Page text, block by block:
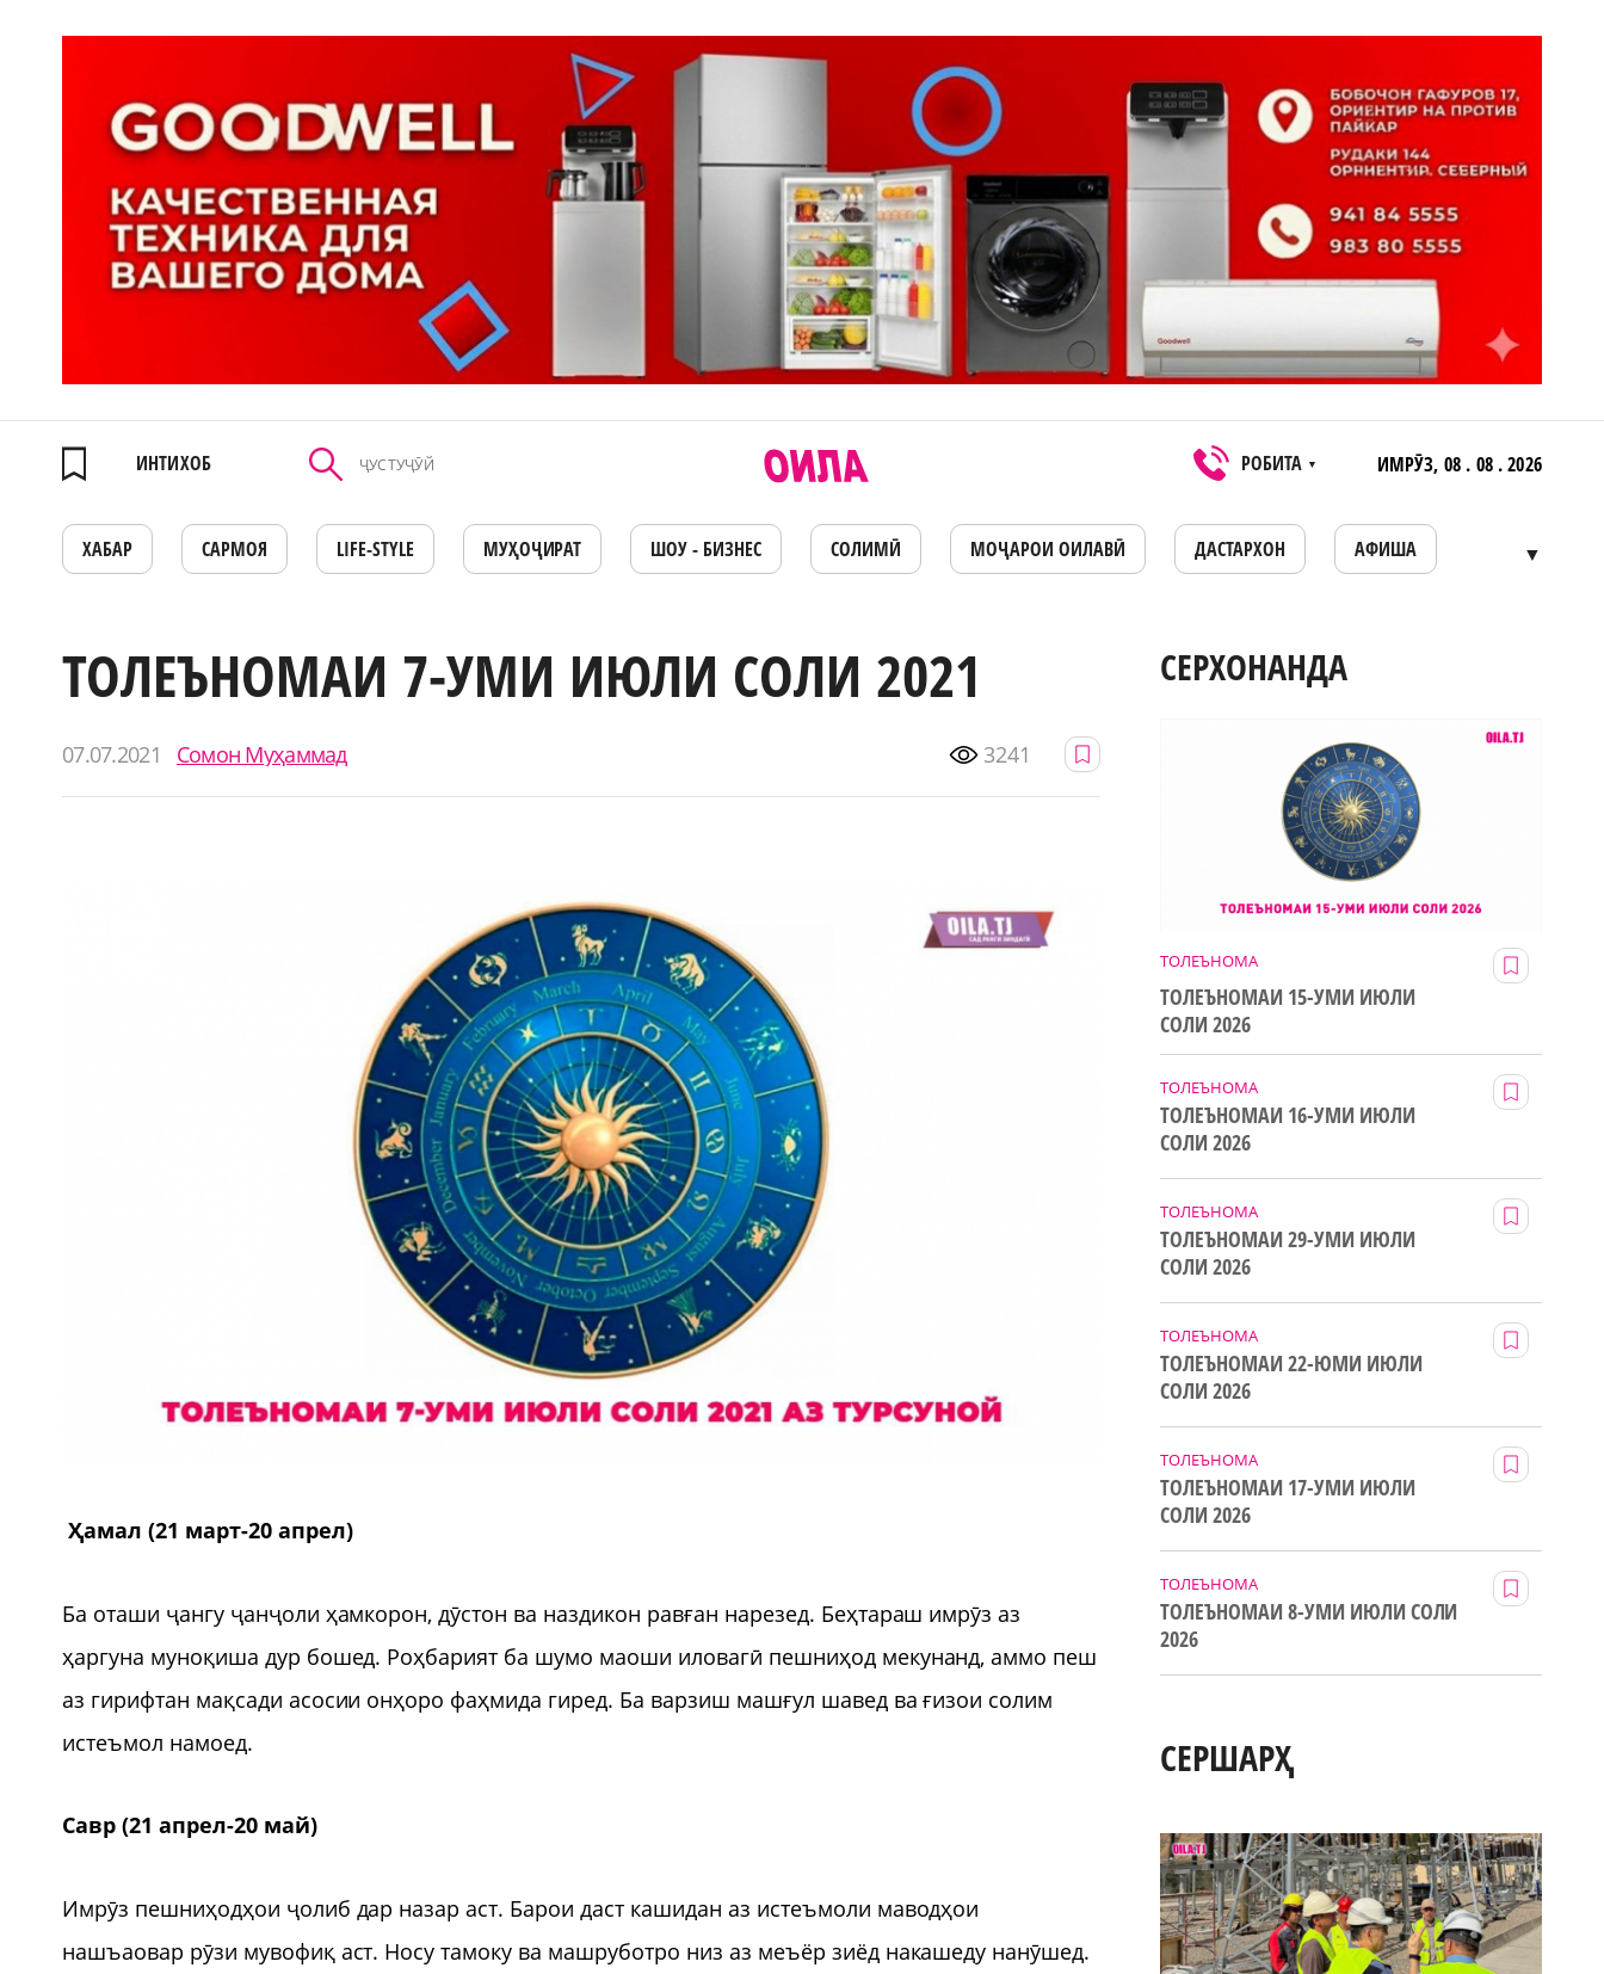
ИНТИХОБ РОБИТА ▼ ИМРӮЗ, 08 . 08 . 2026
ХАБАР САРМОЯ LIFE-STYLE МУҲОҶИРАТ ШОУ - БИЗНЕС СОЛИМӢ МОҶАРОИ ОИЛАВӢ ДАСТАРХОН АФИША ▼
ТОЛЕЪНОМАИ 7-УМИ ИЮЛИ СОЛИ 2021
07.07.2021 Сомон Муҳаммад 3241
Ҳамал (21 март-20 апрел)
Ба оташи ҷангу ҷанҷоли ҳамкорон, дӯстон ва наздикон равған нарезед. Беҳтараш имрӯз аз
ҳаргуна муноқиша дур бошед. Роҳбарият ба шумо маоши иловагӣ пешниҳод мекунанд, аммо пеш
аз гирифтан мақсади асосии онҳоро фаҳмида гиред. Ба варзиш машғул шавед ва ғизои солим
истеъмол намоед.
Савр (21 апрел-20 май)
Имрӯз пешниҳодҳои ҷолиб дар назар аст. Барои даст кашидан аз истеъмоли маводҳои
нашъаовар рӯзи мувофиқ аст. Носу тамоку ва машруботро низ аз меъёр зиёд накашеду нанӯшед.
СЕРХОНАНДА
ТОЛЕЪНОМА
ТОЛЕЪНОМАИ 15-УМИ ИЮЛИ
СОЛИ 2026
ТОЛЕЪНОМА
ТОЛЕЪНОМАИ 16-УМИ ИЮЛИ
СОЛИ 2026
ТОЛЕЪНОМА
ТОЛЕЪНОМАИ 29-УМИ ИЮЛИ
СОЛИ 2026
ТОЛЕЪНОМА
ТОЛЕЪНОМАИ 22-ЮМИ ИЮЛИ
СОЛИ 2026
ТОЛЕЪНОМА
ТОЛЕЪНОМАИ 17-УМИ ИЮЛИ
СОЛИ 2026
ТОЛЕЪНОМА
ТОЛЕЪНОМАИ 8-УМИ ИЮЛИ СОЛИ
2026
СЕРШАРҲ